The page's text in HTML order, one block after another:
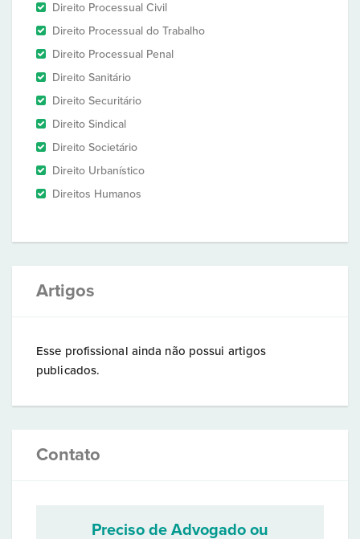
Direito Processual Civil
Direito Processual do Trabalho
Direito Processual Penal
Direito Sanitário
Direito Securitário
Direito Sindical
Direito Societário
Direito Urbanístico
Direitos Humanos
Artigos
Esse profissional ainda não possui artigos
publicados.
Contato
Preciso de Advogado ou